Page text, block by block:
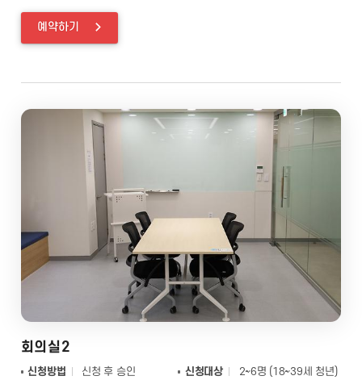
예약하기
회의실2
신청방법 신청 후 승인 신청대상
2~6명 (18~39세 청년)